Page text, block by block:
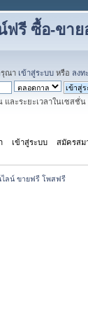
ฟรี ซื้อ-ขา
รุณา เข้าสู่ระบบ หรือ ลงท
และระยะเวลาในเซสชั่น
เข้าสู่ระบบ สมัครสม
ไลน์ ขายฟรี โพสฟรี